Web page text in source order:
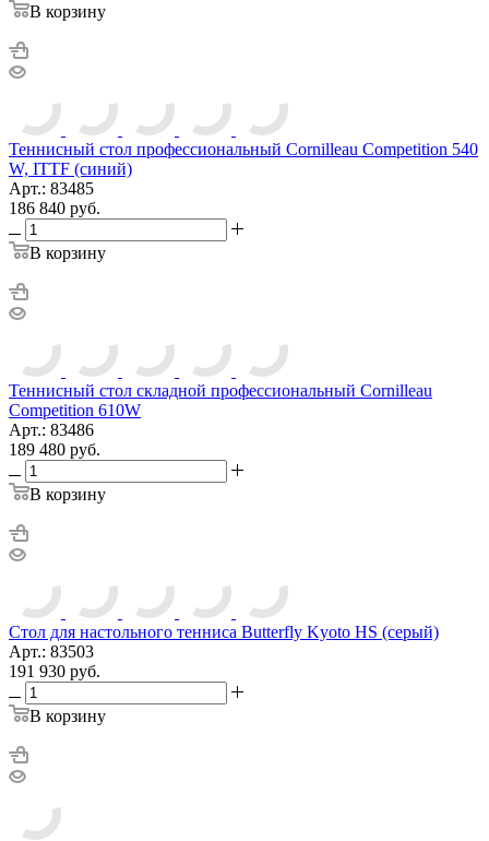
В корзину
Теннисный стол профессиональный Cornilleau Competition 540
W, ITTF (синий)
Арт.: 83485
186 840 руб.
В корзину
Теннисный стол складной профессиональный Cornilleau
Competition 610W
Арт.: 83486
189 480 руб.
В корзину
Стол для настольного тенниса Butterfly Kyoto HS (серый)
Арт.: 83503
191 930 руб.
В корзину